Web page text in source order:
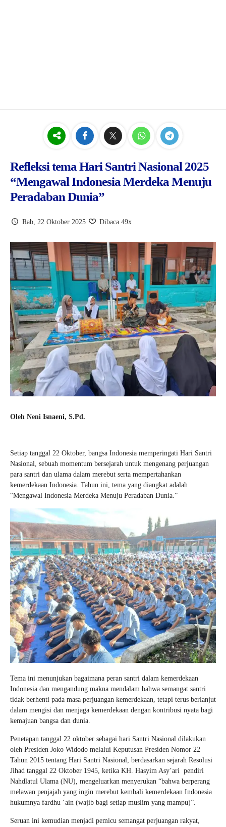
Refleksi tema Hari Santri Nasional 2025
“Mengawal Indonesia Merdeka Menuju
Peradaban Dunia”
Rab, 22 Oktober 2025 Dibaca 49x
Oleh Neni Isnaeni, S.Pd.
Setiap tanggal 22 Oktober, bangsa Indonesia memperingati Hari Santri
Nasional, sebuah momentum bersejarah untuk mengenang perjuangan
para santri dan ulama dalam merebut serta mempertahankan
kemerdekaan Indonesia. Tahun ini, tema yang diangkat adalah
“Mengawal Indonesia Merdeka Menuju Peradaban Dunia.”
Tema ini menunjukan bagaimana peran santri dalam kemerdekaan
Indonesia dan mengandung makna mendalam bahwa semangat santri
tidak berhenti pada masa perjuangan kemerdekaan, tetapi terus berlanjut
dalam mengisi dan menjaga kemerdekaan dengan kontribusi nyata bagi
kemajuan bangsa dan dunia.
Penetapan tanggal 22 oktober sebagai hari Santri Nasional dilakukan
oleh Presiden Joko Widodo melalui Keputusan Presiden Nomor 22
Tahun 2015 tentang Hari Santri Nasional, berdasarkan sejarah Resolusi
Jihad tanggal 22 Oktober 1945, ketika KH. Hasyim Asy’ari pendiri
Nahdlatul Ulama (NU), mengeluarkan menyerukan “bahwa berperang
melawan penjajah yang ingin merebut kembali kemerdekaan Indonesia
hukumnya fardhu ‘ain (wajib bagi setiap muslim yang mampu)”.
Seruan ini kemudian menjadi pemicu semangat perjuangan rakyat,